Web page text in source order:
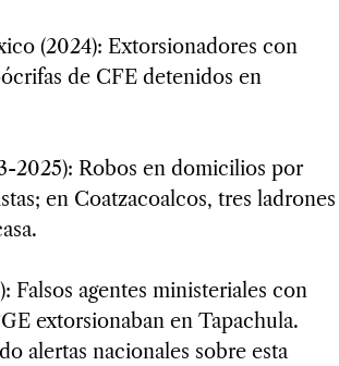
(2024): Extorsionadores con
de CFE detenidos en
2025): Robos en domicilios por
en Coatzacoalcos, tres ladrones
Falsos agentes ministeriales con
extorsionaban en Tapachula.
alertas nacionales sobre esta